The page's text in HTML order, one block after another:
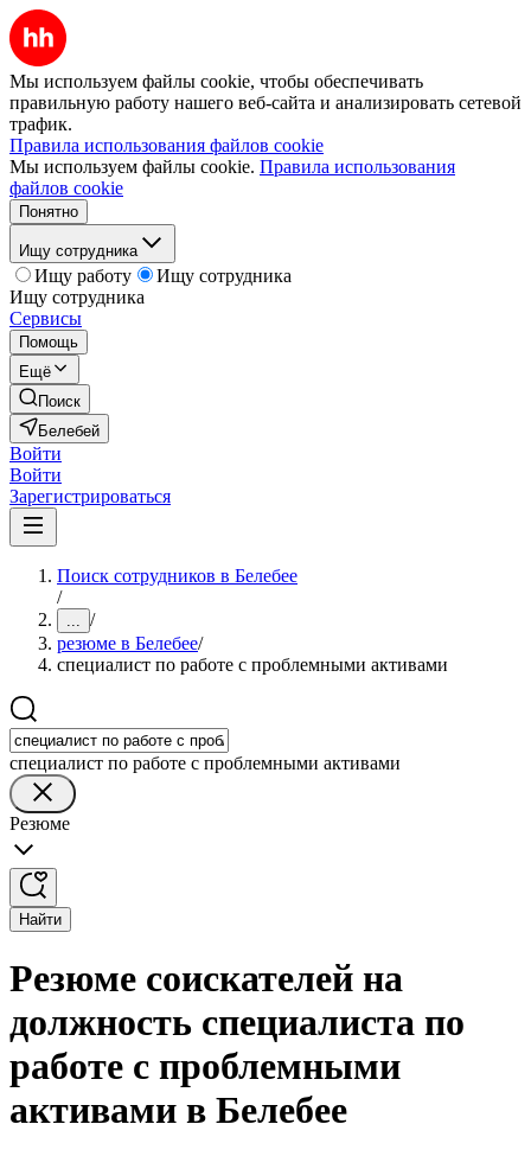
Мы используем файлы cookie, чтобы обеспечивать
правильную работу нашего веб-сайта и анализировать сетевой
трафик.
Правила использования файлов cookie
Мы используем файлы cookie. Правила использования
файлов cookie
Понятно
Ищу сотрудника
Ищу работу
Ищу сотрудника
Ищу сотрудника
Сервисы
Помощь
Ещё
Поиск
Белебей
Войти
Войти
Зарегистрироваться
Поиск сотрудников в Белебее
/
... /
резюме в Белебее/
специалист по работе с проблемными активами
специалист по работе с проблемными активами
Резюме
Найти
Резюме соискателей на
должность специалиста по
работе с проблемными
активами в Белебее